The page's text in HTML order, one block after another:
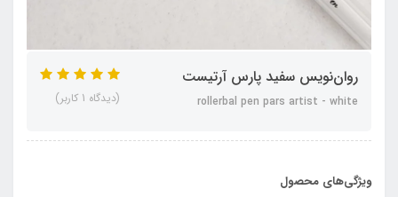
روان‌نویس سفید پارس آرتیست
rollerbal pen pars artist - white (دیدگاه 1 کاربر)
ویژگی‌های محصول